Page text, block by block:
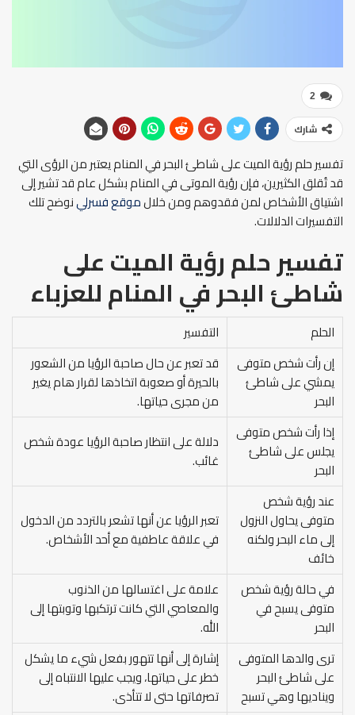
2
شارك
تفسير حلم رؤية الميت على شاطئ البحر في المنام يعتبر من الرؤى التي
قد تُقلق الكثيرين، فإن رؤية الموتى في المنام بشكل عام قد تشير إلى
اشتياق الأشخاص لمن فقدوهم ومن خلالموقع فسرلي نوضح تلك
التفسيرات الدلالات.
تفسير حلم رؤية الميت على
شاطئ البحر في المنامللعزباء
الحلم
التفسير
إن رأت شخص متوفى
يمشي على شاطئ
البحر
قد تعبر عن حال صاحبة الرؤيا من الشعور
بالحيرة أو صعوبة اتخاذها لقرار هام يغير
من مجرى حياتها.
إذا رأت شخص متوفى
يجلس على شاطئ
البحر
دلالة على انتظار صاحبة الرؤيا عودة شخص
غائب.
عند رؤية شخص
متوفى يحاول النزول
إلى ماء البحر ولكنه
خائف
تعبر الرؤيا عن أنها تشعر بالتردد من الدخول
في علاقة عاطفية مع أحد الأشخاص.
في حالة رؤية شخص
متوفى يسبح في
البحر
علامة على اغتسالها من الذنوب
والمعاصي التي كانت ترتكبها وتوبتها إلى
الله.
ترى والدها المتوفى
على شاطئ البحر
ويناديها وهي تسبح
إشارة إلى أنها تتهور بفعل شيء ما يشكل
خطر على حياتها، ويجب عليها الانتباه إلى
تصرفاتها حتى لا تتأذى.